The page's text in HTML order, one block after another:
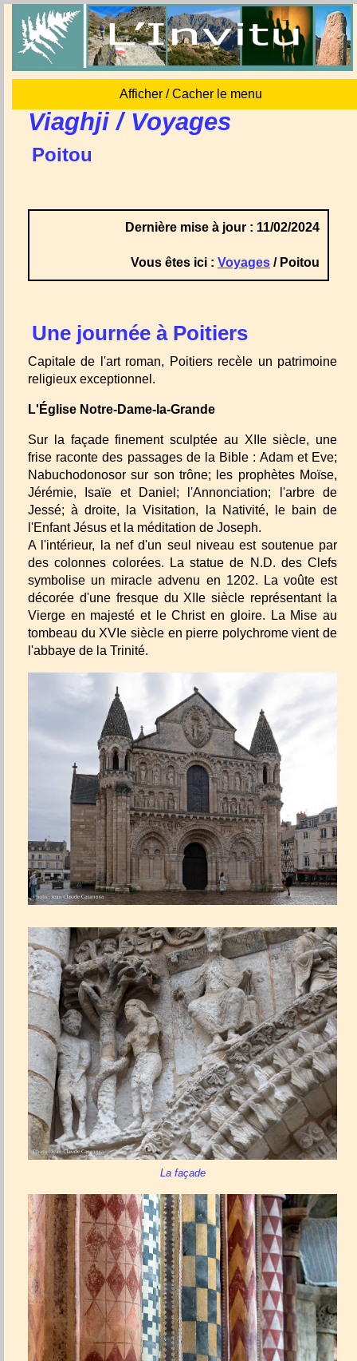
Afficher / Cacher le menu
Viaghji / Voyages
Poitou
Dernière mise à jour : 11/02/2024
Vous êtes ici : Voyages / Poitou
Une journée à Poitiers
Capitale de l'art roman, Poitiers recèle un patrimoine
religieux exceptionnel.
L'Église Notre-Dame-la-Grande
Sur la façade finement sculptée au XIIe siècle, une
frise raconte des passages de la Bible : Adam et Eve;
Nabuchodonosor sur son trône; les prophètes Moïse,
Jérémie, Isaïe et Daniel; l'Annonciation; l'arbre de
Jessé; à droite, la Visitation, la Nativité, le bain de
l'Enfant Jésus et la méditation de Joseph.
A l'intérieur, la nef d'un seul niveau est soutenue par
des colonnes colorées. La statue de N.D. des Clefs
symbolise un miracle advenu en 1202. La voûte est
décorée d'une fresque du XIIe siècle représentant la
Vierge en majesté et le Christ en gloire. La Mise au
tombeau du XVIe siècle en pierre polychrome vient de
l'abbaye de la Trinité.
La façade